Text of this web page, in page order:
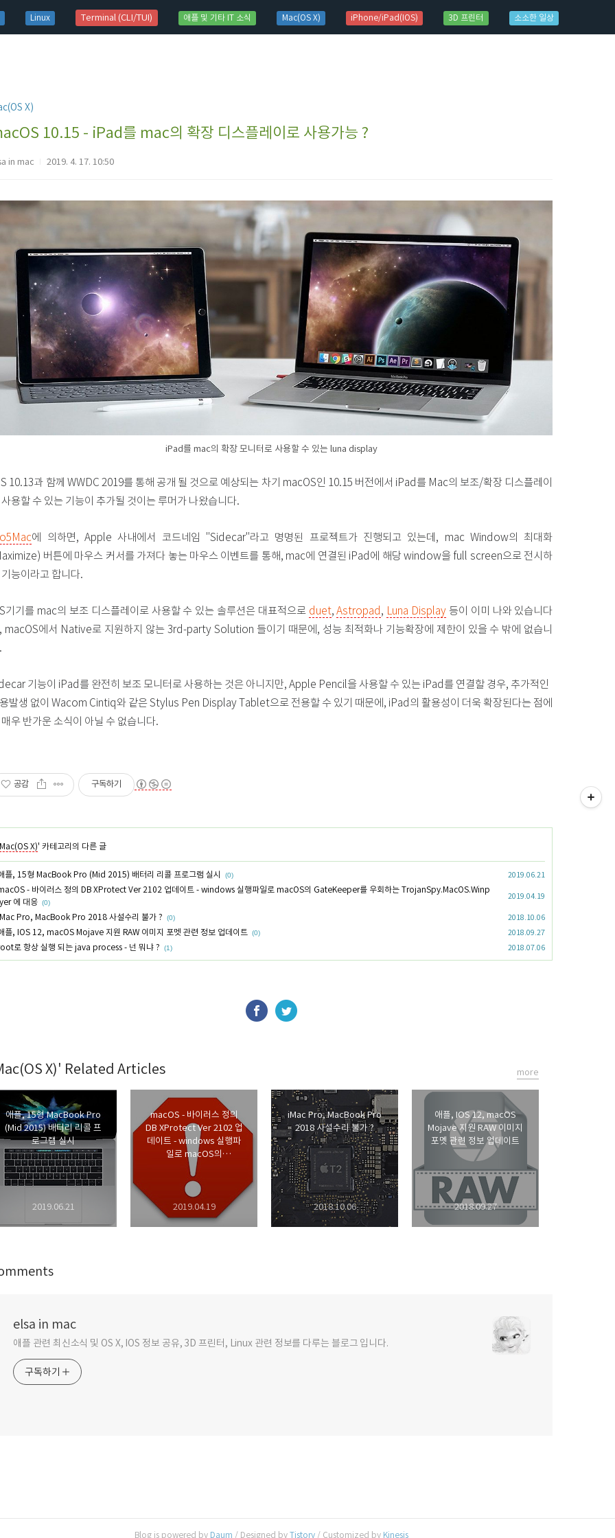
Linux Terminal (CLI/TUI) 애플 및 기타 IT 소식 Mac(OS X) iPhone/iPad(IOS) 3D 프린터 소소한 일상
X)
10.15 - iPad를 mac의 확장 디스플레이로 사용가능 ?
in mac 2019. 4. 17. 10:50
iPad를 mac의 확장 모니터로 사용할 수 있는 luna display
10.13과 함께 WWDC 2019를 통해 공개 될 것으로 예상되는 차기 macOS인 10.15 버전에서 iPad를 Mac의 보조/확장 디스플레이
사용할 수 있는 기능이 추가될 것이는 루머가 나왔습니다.
에 의하면, Apple 사내에서 코드네임 "Sidecar"라고 명명된 프로젝트가 진행되고 있는데, mac Window의 최대화
버튼에 마우스 커서를 가져다 놓는 마우스 이벤트를 통해, mac에 연결된 iPad에 해당 window을 full screen으로 전시하
기능이라고 합니다.
기기를 mac의 보조 디스플레이로 사용할 수 있는 솔루션은 대표적으로 duet,Astropad, Luna Display 등이 이미 나와 있습니다
macOS에서 Native로 지원하지 않는 3rd-party Solution 들이기 때문에, 성능 최적화나 기능확장에 제한이 있을 수 밖에 없습니
기능이 iPad를 완전히 보조 모니터로 사용하는 것은 아니지만, Apple Pencil을 사용할 수 있는 iPad를 연결할 경우, 추가적인
발생 없이 Wacom Cintiq와 같은 Stylus Pen Display Tablet으로 전용할 수 있기 때문에, iPad의 활용성이 더욱 확장된다는 점에
우 반가운 소식이 아닐 수 없습니다.
공감 구독하기
Mac(OS X)' 카테고리의 다른 글
플, 15형 MacBook Pro (Mid 2015) 배터리 리콜 프로그램 실시 (0) 2019.06.21
- 바이러스 정의 DB XProtect Ver 2102 업데이트 - windows 실행파일로 macOS의 GateKeeper를 우회하는 TrojanSpy.MacOS.Winp
에 대응 (0)
2019.04.19
Pro, MacBook Pro 2018 사설수리 불가 ? (0) 2018.10.06
플, IOS 12, macOS Mojave 지원 RAW 이미지 포멧 관련 정보 업데이트 (0) 2018.09.27
로 항상 실행 되는 java process - 넌 뭐냐 ? (1) 2018.07.06
X)' Related Articles
2019.06.21
애플, 15형 MacBook Pro
(Mid 2015) 배터리 리콜 프
로그램 실시
2019.04.19
macOS - 바이러스 정의
DB XProtect Ver 2102 업
데이트 - windows 실행파
일로 macOS의
GateKeeper를 우회하는
TrojanSpy.MacOS.Winpl
yer 에 대응
2018.10.06
iMac Pro, MacBook Pro
2018 사설수리 불가 ?
2018.09.27
애플, IOS 12, macOS
Mojave 지원 RAW 이미지
포멧 관련 정보 업데이트
more
elsa in mac
애플 관련 최신소식 및 OS X, IOS 정보 공유, 3D 프린터, Linux 관련 정보를 다루는 블로그 입니다.
구독하기
Blog is powered by Daum / Designed by Tistory/ Customized by Kinesis